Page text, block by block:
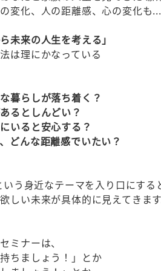
変化、人の距離感、心の変化も...
ら未来の人生を考える」
は理にかなっている
暮らしが落ち着く？
るとしんどい？
いると安心する？
どんな距離感でいたい？
いう身近なテーマを入り口にする
しい未来が具体的に見えてきます
ミナーは、
持ちましょう！」とか